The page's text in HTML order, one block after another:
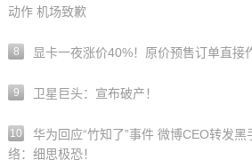
动作 机场致歉
8 显卡一夜涨价40%！原价预售订单直接
9 卫星巨头：宣布破产！
10
华为回应“竹知了”事件 微博CEO转发黑
络：细思极恐！